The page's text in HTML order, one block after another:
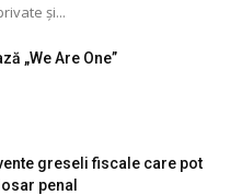
și...
„We Are One”
greseli fiscale care pot
penal